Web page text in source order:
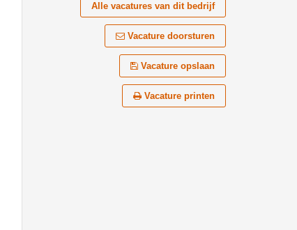
Alle vacatures van dit bedrijf
Vacature doorsturen
Vacature opslaan
Vacature printen